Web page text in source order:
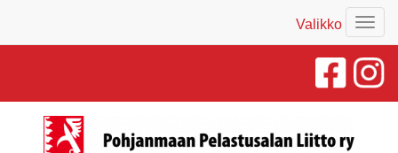
Valikko